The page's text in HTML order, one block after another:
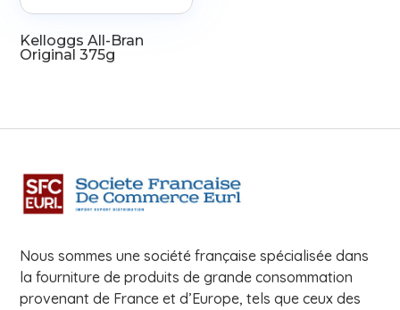
Kelloggs All-Bran
Original 375g
Nous sommes une société française spécialisée dans
la fourniture de produits de grande consommation
provenant de France et d’Europe, tels que ceux des